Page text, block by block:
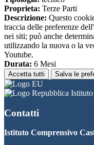
Proprieta: Terze Parti
Descrizione: Questo
traccia delle preferenze
nei siti; può anche
utilizzando la nuova o la
Youtube.
Durata: 6 Mesi
Accetta tutti Salva le
Contatti
Istituto Comprensivo